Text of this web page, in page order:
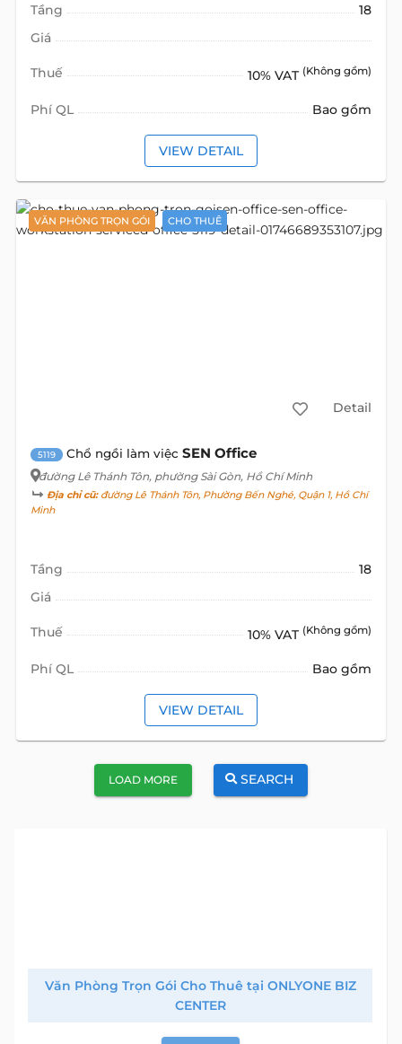
Tầng
18
Giá
Thuế 10% VAT (Không gồm)
Phí QL Bao gồm
VIEW DETAIL
VĂN PHÒNG TRỌN GÓI CHO THUÊ
Detail
5119 Chổ ngồi làm việc SEN Office
đường Lê Thánh Tôn, phường Sài Gòn, Hồ Chí Minh
Địa chỉ cũ:đường Lê Thánh Tôn, Phường Bến Nghé, Quận 1, Hồ Chí
Minh
Tầng
18
Giá
Thuế 10% VAT (Không gồm)
Phí QL Bao gồm
VIEW DETAIL
LOAD MORE SEARCH
Văn Phòng Trọn Gói Cho Thuê tại ONLYONE BIZ
CENTER